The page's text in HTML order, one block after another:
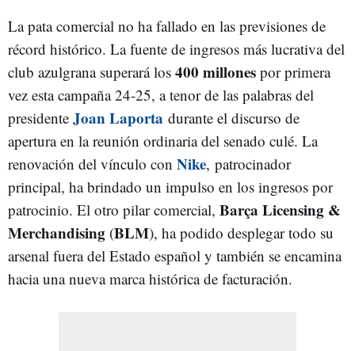
La pata comercial no ha fallado en las previsiones de
récord histórico. La fuente de ingresos más lucrativa del
club azulgrana superará los 400 millones por primera
vez esta campaña 24-25, a tenor de las palabras del
presidente Joan Laporta durante el discurso de
apertura en la reunión ordinaria del senado culé. La
renovación del vínculo con Nike, patrocinador
principal, ha brindado un impulso en los ingresos por
patrocinio. El otro pilar comercial, Barça Licensing &
Merchandising (BLM), ha podido desplegar todo su
arsenal fuera del Estado español y también se encamina
hacia una nueva marca histórica de facturación.